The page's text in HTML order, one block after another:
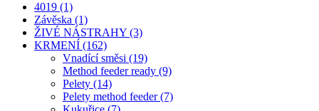
4019 (1)
Závěska (1)
ŽIVÉ NÁSTRAHY (3)
KRMENÍ (162)
Vnadící směsi (19)
Method feeder ready (9)
Pelety (14)
Pelety method feeder (7)